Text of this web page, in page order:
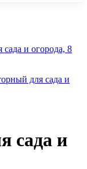
и огорода, 8
сада и